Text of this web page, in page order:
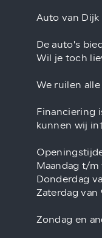
Auto van
De auto's
Wil je toch
We ruilen
Financiering
kunnen wij
Maandag t/
Donderdag
Zaterdag
Zondag en